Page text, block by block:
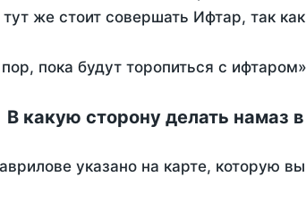
же стоит совершать Ифтар, так
пока будут торопиться с
В какую сторону делать намаз
указано на карте, которую